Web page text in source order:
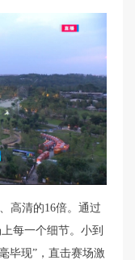
高清的16倍。通过
每一个细节。小到
毕现”，直击赛场激